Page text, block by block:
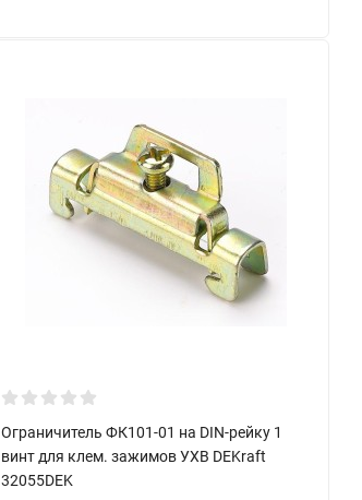
Ограничитель ФК101-01 на DIN-рейку 1
винт для клем. зажимов УХВ DEKraft
32055DEK